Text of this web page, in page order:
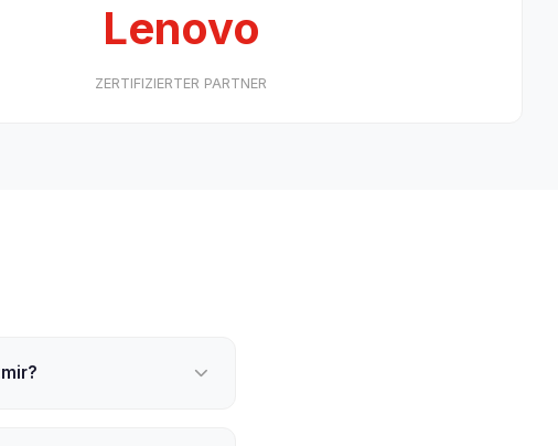
Lenovo
ZERTIFIZIERTER PARTNER